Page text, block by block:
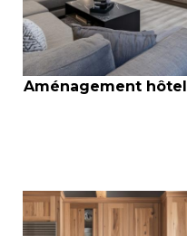
Aménagement hôtel